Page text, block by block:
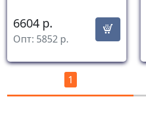
6604 р.
Опт: 5852 р.
1